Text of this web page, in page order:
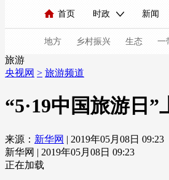
首页 时政 新闻
人民领袖习近平 联播+ 中
直播 栏目大全 节
海外频道 iPanda English
地方 乡村振兴 生态 一
新闻 国内 国际
旅游
央视网 > 旅游频道
“5·19中国旅游日
来源： 新华网 | 2019年05月08日 09:23
新华网 | 2019年05月08日 09:23
正在加载